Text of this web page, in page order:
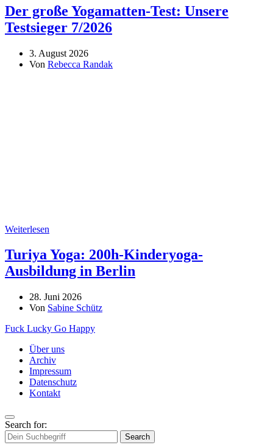
Der große Yogamatten-Test: Unsere
Testsieger 7/2026
3. August 2026
Von Rebecca Randak
Weiterlesen
Turiya Yoga: 200h-Kinderyoga-
Ausbildung in Berlin
28. Juni 2026
Von Sabine Schütz
Fuck Lucky Go Happy
Über uns
Archiv
Impressum
Datenschutz
Kontakt
Search for:
Search